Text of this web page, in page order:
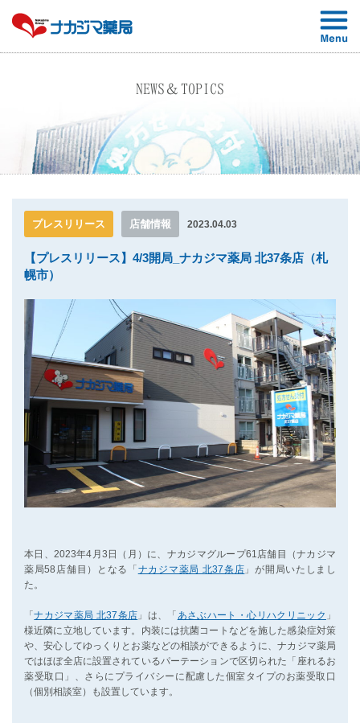
NEWS＆TOPICS
プレスリリース 店舗情報 2023.04.03
【プレスリリース】4/3開局_ナカジマ薬局 北37条店（札
幌市）
本日、2023年4月3日（月）に、ナカジマグループ61店舗目（ナカジマ
薬局58店舗目）となる「ナカジマ薬局 北37条店 」が開局いたしまし
た。
「ナカジマ薬局 北37条店 」は、「あさぶハート・心リハクリニック 」
様近隣に立地しています。内装には抗菌コートなどを施した感染症対策
や、安心してゆっくりとお薬などの相談ができるように、ナカジマ薬局
ではほぼ全店に設置されているパーテーションで区切られた「座れるお
薬受取口」、さらにプライバシーに配慮した個室タイプのお薬受取口
（個別相談室）も設置しています。